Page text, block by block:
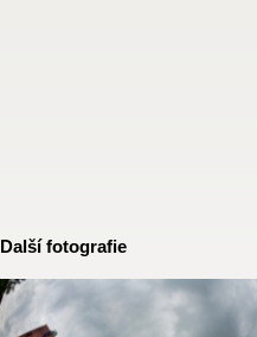
Další fotografie